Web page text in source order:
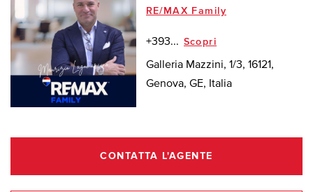
RE/MAX Family
+393... Scopri
Galleria Mazzini, 1/3, 16121,
Genova, GE, Italia
CONTATTA L'AGENTE